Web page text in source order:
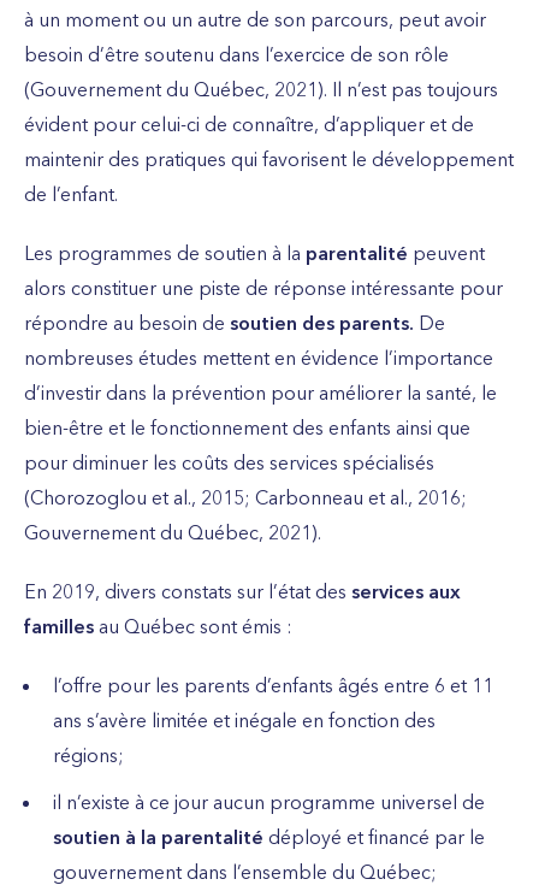
à un moment ou un autre de son parcours, peut avoir
besoin d’être soutenu dans l’exercice de son rôle
(Gouvernement du Québec, 2021). Il n’est pas toujours
évident pour celui-ci de connaître, d’appliquer et de
maintenir des pratiques qui favorisent le développement
de l’enfant.
Les programmes de soutien à la parentalité peuvent
alors constituer une piste de réponse intéressante pour
répondre au besoin de soutien des parents. De
nombreuses études mettent en évidence l’importance
d’investir dans la prévention pour améliorer la santé, le
bien-être et le fonctionnement des enfants ainsi que
pour diminuer les coûts des services spécialisés
(Chorozoglou et al., 2015; Carbonneau et al., 2016;
Gouvernement du Québec, 2021).
En 2019, divers constats sur l’état des services aux
familles au Québec sont émis :
l’offre pour les parents d’enfants âgés entre 6 et 11
ans s’avère limitée et inégale en fonction des
régions;
il n’existe à ce jour aucun programme universel de
soutien à la parentalité déployé et financé par le
gouvernement dans l’ensemble du Québec;